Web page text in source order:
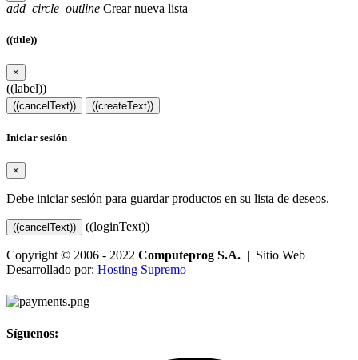
add_circle_outline Crear nueva lista
((title))
×
((label))
((cancelText)) ((createText))
Iniciar sesión
×
Debe iniciar sesión para guardar productos en su lista de deseos.
((cancelText)) ((loginText))
Copyright © 2006 - 2022 Computeprog S.A. | Sitio Web
Desarrollado por: Hosting Supremo
Síguenos: